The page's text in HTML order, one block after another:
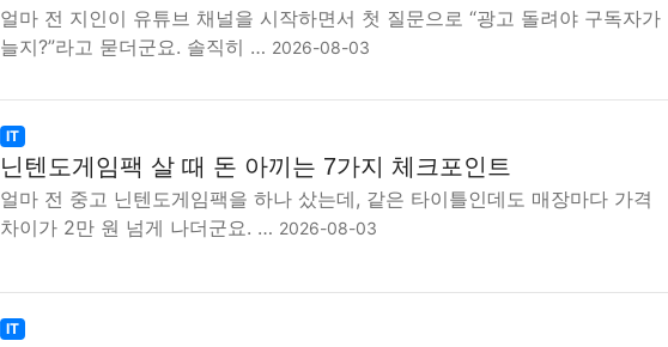
얼마 전 지인이 유튜브 채널을 시작하면서 첫 질문으로 “광고 돌려야 구독자가
늘지?”라고 묻더군요. 솔직히 … 2026-08-03
IT
닌텐도게임팩 살 때 돈 아끼는 7가지 체크포인트
얼마 전 중고 닌텐도게임팩을 하나 샀는데, 같은 타이틀인데도 매장마다 가격
차이가 2만 원 넘게 나더군요. … 2026-08-03
IT